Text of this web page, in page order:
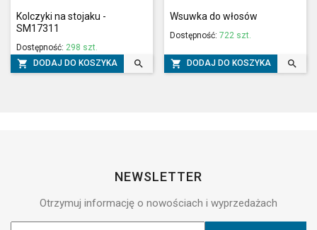
Kolczyki na stojaku -
SM17311
Dostępność: 298 szt.
 DODAJ DO KOSZYKA 
Wsuwka do włosów
Dostępność: 722 szt.
 DODAJ DO KOSZYKA 
NEWSLETTER
Otrzymuj informację o nowościach i wyprzedażach